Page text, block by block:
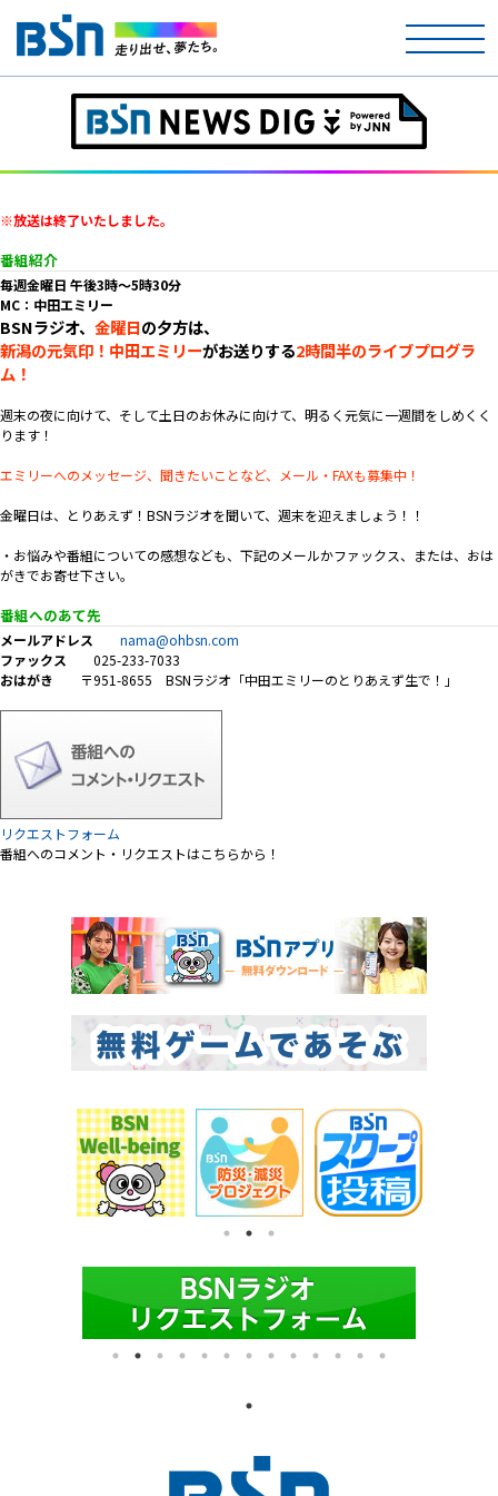
ホーム
テレビ
ラジオ
アナウンサー
イベント
コンテンツ・アプリ
Well-being 防災・減災
会社概要・ビジョン
お問い合わせ
※放送は終了いたしました。
番組紹介
毎週金曜日 午後3時～5時30分
MC：中田エミリー
BSNラジオ、 金曜日の夕方は、
新潟の元気印！中田エミリーがお送りする2時間半のライブプログラ
ム！
週末の夜に向けて、そして土日のお休みに向けて、明るく元気に一週間をしめくく
ります！
エミリーへのメッセージ、聞きたいことなど、メール・FAXも募集中！
金曜日は、とりあえず！BSNラジオを聞いて、週末を迎えましょう！！
・お悩みや番組についての感想なども、下記のメールかファックス、または、おは
がきでお寄せ下さい。
番組へのあて先
メールアドレス
nama@ohbsn.com
ファックス 025-233-7033
おはがき 〒951-8655 BSNラジオ「中田エミリーのとりあえず生で！」
リクエストフォーム
番組へのコメント・リクエストはこちらから！